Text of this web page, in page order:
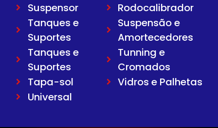
Suspensor
Tanques e
Suportes
Tanques e
Suportes
Tapa-sol
Universal
Rodocalibrador
Suspensão e
Amortecedores
Tunning e
Cromados
Vidros e Palhetas